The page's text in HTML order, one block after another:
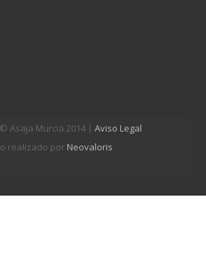
Asaja Murcia 2014 | Aviso Legal
realizado por Neovaloris